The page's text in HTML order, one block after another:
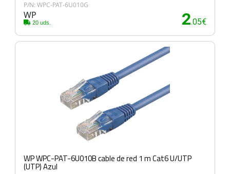
P/N: WPC-PAT-6U010G
WP
20 uds. 2.05€
WP WPC-PAT-6U010B cable de red 1 m Cat6 U/UTP
(UTP) Azul